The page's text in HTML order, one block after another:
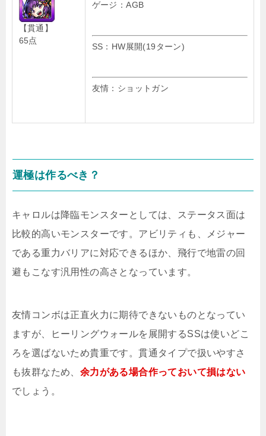
【貫通】
65点
ゲージ：AGB
SS：HW展開(19ターン)
友情：ショットガン
運極は作るべき？
キャロルは降臨モンスターとしては、ステータス面は
比較的高いモンスターです。アビリティも、メジャー
である重力バリアに対応できるほか、飛行で地雷の回
避もこなす汎用性の高さとなっています。
友情コンボは正直火力に期待できないものとなってい
ますが、ヒーリングウォールを展開するSSは使いどこ
ろを選ばないため貴重です。貫通タイプで扱いやすさ
も抜群なため、 余力がある場合作っておいて損はない
でしょう。